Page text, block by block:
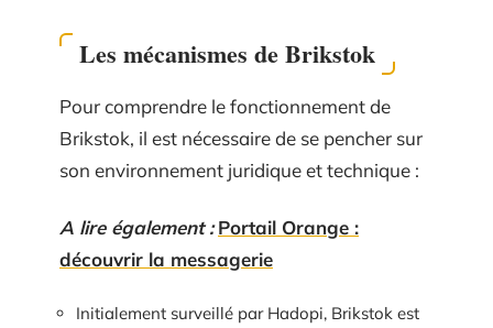
Les mécanismes de Brikstok
Pour comprendre le fonctionnement de
Brikstok, il est nécessaire de se pencher sur
son environnement juridique et technique :
A lire également : Portail Orange :
découvrir la messagerie
Initialement surveillé par Hadopi, Brikstok est